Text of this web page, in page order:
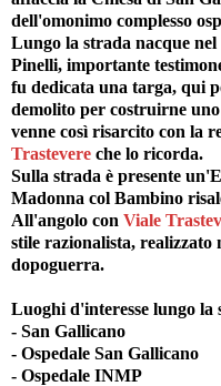
dell'omonimo complesso
Lungo la strada nacque
Pinelli, importante
fu dedicata una targa, qui
demolito per costruirne
venne così risarcito con la
Trastevere che lo ricorda.
Sulla strada è presente
Madonna col Bambino
All'angolo con Viale
stile razionalista, realizzato
dopoguerra.
Luoghi d'interesse lungo la
- San Gallicano
- Ospedale San Gallicano
- Ospedale INMP